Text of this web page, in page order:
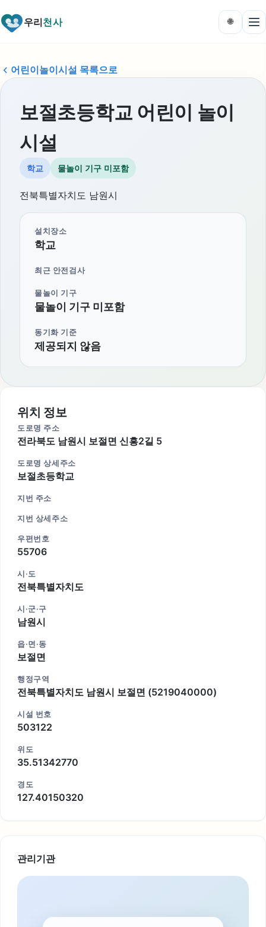
우리천사 🌐
어린이놀이시설 목록으로
보절초등학교 어린이 놀이
시설
학교 물놀이 기구 미포함
전북특별자치도 남원시
설치장소
학교
최근 안전검사
물놀이 기구
물놀이 기구 미포함
동기화 기준
제공되지 않음
위치 정보
도로명 주소
전라북도 남원시 보절면 신흥2길 5
도로명 상세주소
보절초등학교
지번 주소
지번 상세주소
우편번호
55706
시·도
전북특별자치도
시·군·구
남원시
읍·면·동
보절면
행정구역
전북특별자치도 남원시 보절면 (5219040000)
시설 번호
503122
위도
35.51342770
경도
127.40150320
관리기관